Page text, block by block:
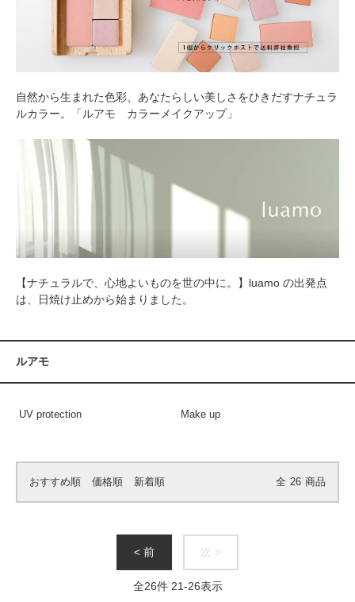
自然から生まれた色彩、あなたらしい美しさをひきだすナチュラ
ルカラー。「ルアモ カラーメイクアップ」
【ナチュラルで、心地よいものを世の中に。】luamo の出発点
は、日焼け止めから始まりました。
ルアモ
UV protection Make up
おすすめ順 価格順 新着順 全 26 商品
< 前 次 >
全26件 21-26表示